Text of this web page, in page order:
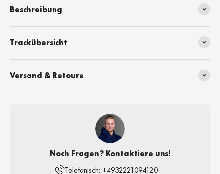
Beschreibung
Trackübersicht
Versand & Retoure
Noch Fragen? Kontaktiere uns!
Telefonisch: +4932221094120